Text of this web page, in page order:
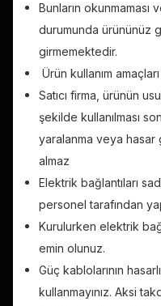
Bunların okunmaması
durumunda ürününüz
girmemektedir.
Ürün kullanım
Satıcı firma, ürünün
şekilde kullanılması
yaralanma veya hasar
almaz
Elektrik bağlantıları
personel tarafından
Kurulurken elektrik
emin olunuz.
Güç kablolarının
kullanmayınız. Aksi